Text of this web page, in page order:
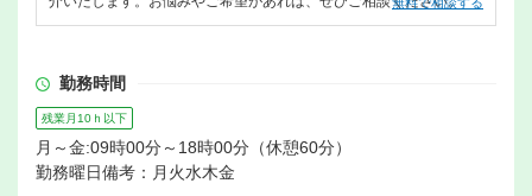
勤務時間
残業月10ｈ以下
月～金:09時00分～18時00分（休憩60分）
勤務曜日備考：月火水木金